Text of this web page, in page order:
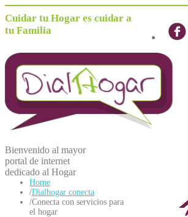
Cuidar tu Hogar es cuidar a
tu Familia
Bienvenido al mayor
portal de internet
dedicado al Hogar
Home
/Dialhogar conecta
/Conecta con servicios para
el hogar